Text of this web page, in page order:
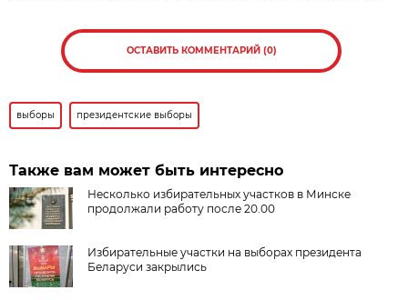
ОСТАВИТЬ КОММЕНТАРИЙ (0)
выборы президентские выборы
Также вам может быть интересно
Несколько избирательных участков в Минске
продолжали работу после 20.00
Избирательные участки на выборах президента
Беларуси закрылись